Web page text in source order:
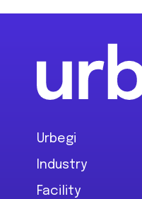
Footer
Urbegi
Industry
Facility